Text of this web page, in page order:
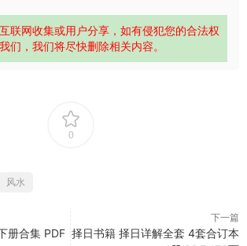
联网收集或用户分享，如有侵犯您的合法权
们，我们将尽快删除相关内容。
0
风水
册合集 PDF
下一篇
择日书籍 择日详解全套 4套合订本